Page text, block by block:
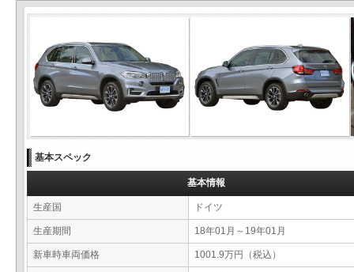
基本スペック
基本情報
生産国 ドイツ
生産期間 18年01月～19年01月
新車時車両価格 1001.9万円（税込）